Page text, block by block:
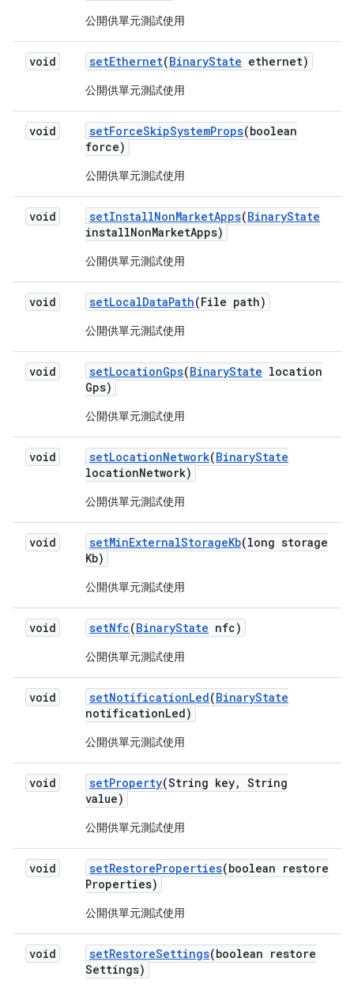
公開供單元測試使用
void setEthernet(BinaryState ethernet)
公開供單元測試使用
void setForceSkipSystemProps(boolean
force)
公開供單元測試使用
void setInstallNonMarketApps(BinaryState
installNonMarketApps)
公開供單元測試使用
void setLocalDataPath(File path)
公開供單元測試使用
void setLocationGps(BinaryState location
Gps)
公開供單元測試使用
void setLocationNetwork(BinaryState
locationNetwork)
公開供單元測試使用
void setMinExternalStorageKb(long storage
Kb)
公開供單元測試使用
void setNfc(BinaryState nfc)
公開供單元測試使用
void setNotificationLed(BinaryState
notificationLed)
公開供單元測試使用
void setProperty(String key, String
value)
公開供單元測試使用
void setRestoreProperties(boolean restore
Properties)
公開供單元測試使用
void setRestoreSettings(boolean restore
Settings)